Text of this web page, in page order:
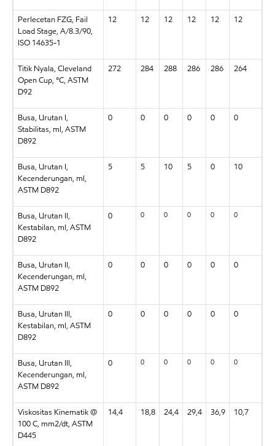
Perlecetan FZG, Fail
Load Stage, A/8.3/90,
ISO 14635-1
12 12 12 12 12 12
Titik Nyala, Cleveland
Open Cup, °C, ASTM
D92
272 284 288 286 286 264
Busa, Urutan I,
Stabilitas, ml, ASTM
D892
0 0 0 0 0 0
Busa, Urutan I,
Kecenderungan, ml,
ASTM D892
5 5 10 5 0 10
Busa, Urutan II,
Kestabilan, ml, ASTM
D892
0 0 0 0 0 0
Busa, Urutan II,
Kecenderungan, ml,
ASTM D892
0 0 0 0 0 0
Busa, Urutan III,
Kestabilan, ml, ASTM
D892
0 0 0 0 0 0
Busa, Urutan III,
Kecenderungan, ml,
ASTM D892
0 0 0 0 0 0
Viskositas Kinematik @
100 C, mm2/dt, ASTM
D445
14,4 18,8 24,4 29,4 36,9 10,7